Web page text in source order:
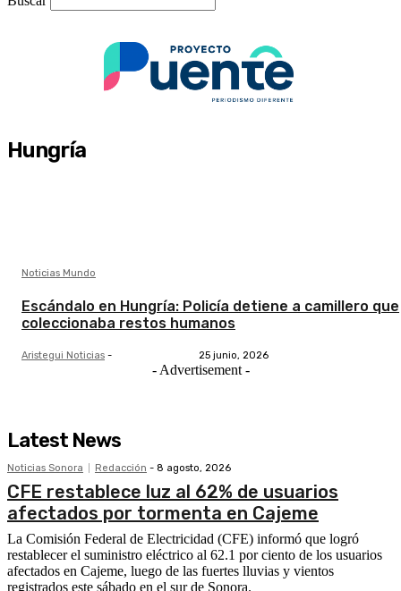
Hungría
Noticias Mundo
Escándalo en Hungría: Policía detiene a camillero que
coleccionaba restos humanos
Aristegui Noticias - 25 junio, 2026
- Advertisement -
Latest News
Noticias Sonora Redacción - 8 agosto, 2026
CFE restablece luz al 62% de usuarios
afectados por tormenta en Cajeme
La Comisión Federal de Electricidad (CFE) informó que logró
restablecer el suministro eléctrico al 62.1 por ciento de los usuarios
afectados en Cajeme, luego de las fuertes lluvias y vientos
registrados este sábado en el sur de Sonora.